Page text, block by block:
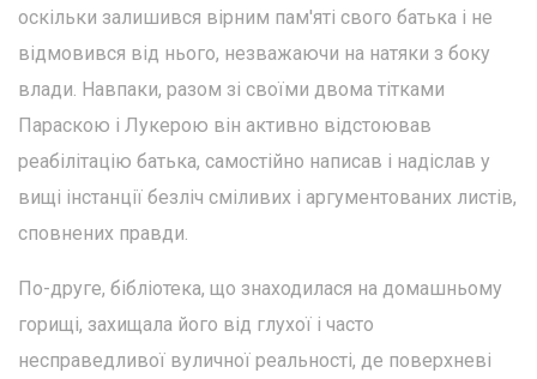
оскільки залишився вірним пам'яті свого батька і не
відмовився від нього, незважаючи на натяки з боку
влади. Навпаки, разом зі своїми двома тітками
Параскою і Лукерою він активно відстоював
реабілітацію батька, самостійно написав і надіслав у
вищі інстанції безліч сміливих і аргументованих листів,
сповнених правди.
По-друге, бібліотека, що знаходилася на домашньому
горищі, захищала його від глухої і часто
несправедливої вуличної реальності, де поверхневі